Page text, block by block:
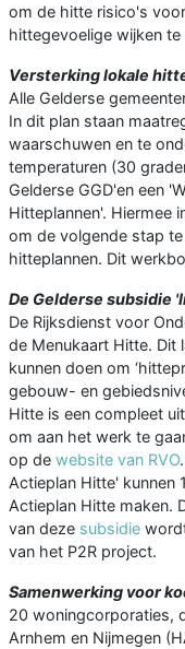
om de hitte risico's
hittegevoelige wijken te
Versterking lokale
Alle Gelderse
In dit plan staan
waarschuwen en te
temperaturen (30
Gelderse GGD'en een
Hitteplannen'. Hiermee
om de volgende stap
hitteplannen. Dit
De Gelderse subsidie
De Rijksdienst voor
de Menukaart Hitte. Dit
kunnen doen om
gebouw- en
Hitte is een compleet
om aan het werk te
op de website van RVO
Actieplan Hitte' kunnen
Actieplan Hitte maken.
van deze subsidie
van het P2R project.
Samenwerking voor
20 woningcorporaties,
Arnhem en Nijmegen